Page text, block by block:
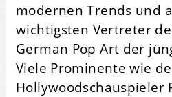
modernen Trends und
wichtigsten Vertreter
German Pop Art der
Viele Prominente wie
Hollywoodschauspieler